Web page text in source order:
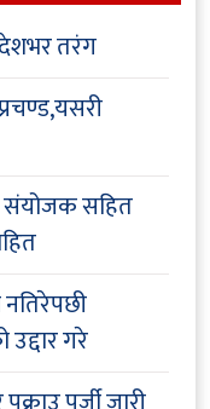
तरंग
संयोजक सहित
गरे